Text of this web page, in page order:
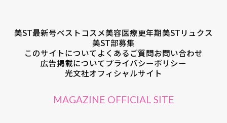
美ST最新号ベストコスメ美容医療更年期美STリュクス
美ST部募集
このサイトについてよくあるご質問お問い合わせ
広告掲載についてプライバシーポリシー
光文社オフィシャルサイト
MAGAZINE OFFICIAL SITE